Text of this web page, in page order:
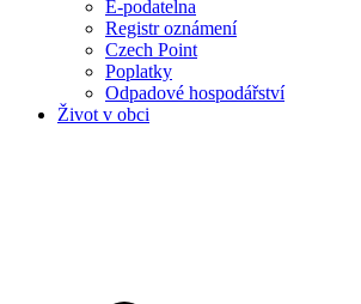
E-podatelna
Registr oznámení
Czech Point
Poplatky
Odpadové hospodářství
Život v obci